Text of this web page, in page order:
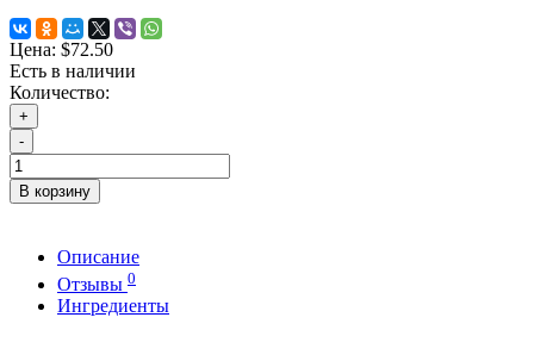
Цена: $72.50
Есть в наличии
Количество:
+
-
В корзину
Описание
Отзывы 0
Ингредиенты